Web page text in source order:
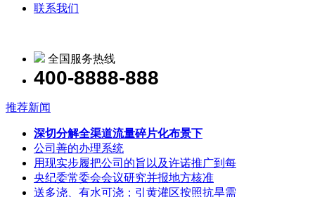
联系我们
全国服务热线
400-8888-888
推荐新闻
深切分解全渠道流量碎片化布景下
公司善的办理系统
用现实步履把公司的旨以及许诺推广到每
央纪委常委会会议研究并报地方核准
送多浇、有水可浇；引黄灌区按照抗旱需